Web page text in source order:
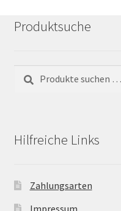
Produktsuche
nach:
Hilfreiche Links
Zahlungsarten